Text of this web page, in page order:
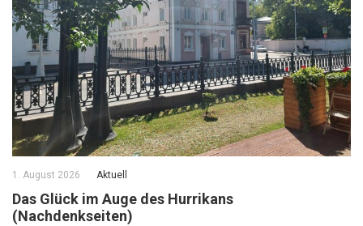
1. August 2026 Aktuell
Das Glück im Auge des Hurrikans
(Nachdenkseiten)